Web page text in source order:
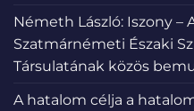
Németh László: Iszony –
Szatmárnémeti Északi
Társulatának közös
A hatalom célja a